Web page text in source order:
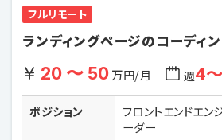
フルリモート
ランディングページのコーディ
20 〜 50万円/月 週4
ポジション
フロントエンドエン
ーダー